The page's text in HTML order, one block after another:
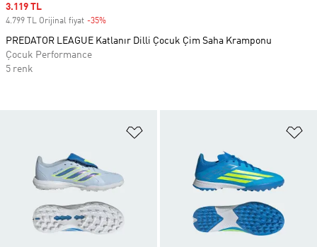
Sale price
3.119 TL
4.799 TL Orijinal fiyat -35%
PREDATOR LEAGUE Katlanır Dilli Çocuk Çim Saha Kramponu
Çocuk Performance
5 renk